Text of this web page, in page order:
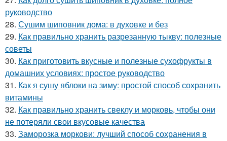
руководство
28. Сушим шиповник дома: в духовке и без
29. Как правильно хранить разрезанную тыкву: полезные
советы
30. Как приготовить вкусные и полезные сухофрукты в
домашних условиях: простое руководство
31. Как я сушу яблоки на зиму: простой способ сохранить
витамины
32. Как правильно хранить свеклу и морковь, чтобы они
не потеряли свои вкусовые качества
33. Заморозка моркови: лучший способ сохранения в